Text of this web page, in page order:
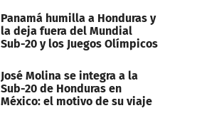
Panamá humilla a Honduras y
la deja fuera del Mundial
Sub-20 y los Juegos Olímpicos
José Molina se integra a la
Sub-20 de Honduras en
México: el motivo de su viaje